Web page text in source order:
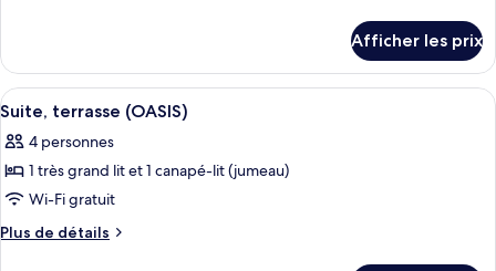
chambre :
Suite
(OASIS)
Suite
(OASIS)
Afficher les prix
Afficher
toutes
les
photos
pour
ce
Une chambre d’hôtel moderne
6
Suite, terrasse (OASIS)
4 personnes
1 très grand lit et 1 canapé-lit (jumeau)
Wi-Fi gratuit
Plus de détails
Plus